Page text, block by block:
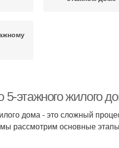
5-этажного жилого
дома - это сложный
рассмотрим основные